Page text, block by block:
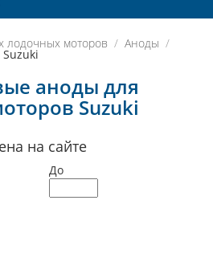
лодочных моторов Аноды
Suzuki
аноды для
Suzuki
на сайте
До